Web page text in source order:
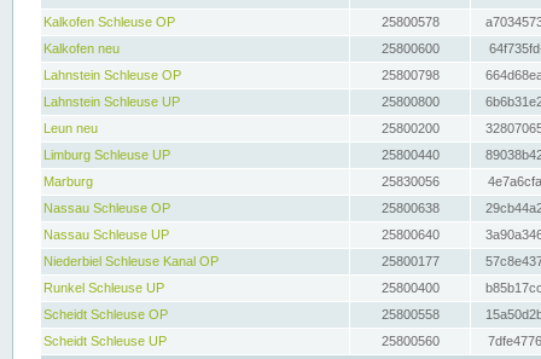
Kalkofen Schleuse OP
25800578
Kalkofen neu
25800600
Lahnstein Schleuse OP
25800798
Lahnstein Schleuse UP
25800800
Leun neu
25800200
Limburg Schleuse UP
25800440
Marburg
25830056
Nassau Schleuse OP
25800638
Nassau Schleuse UP
25800640
Niederbiel Schleuse Kanal OP
25800177
Runkel Schleuse UP
25800400
Scheidt Schleuse OP
25800558
Scheidt Schleuse UP
25800560